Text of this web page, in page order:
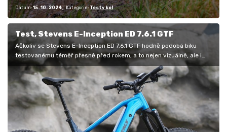
Datum: 15. 10. 2024 Kategorie: Testy kol
Test, Stevens E-Inception ED 7.6.1 GTF
Ačkoliv se Stevens E-Inception ED 7.6.1 GTF hodně podobá biku
testovanému téměř přesně před rokem, a to nejen vizuálně, ale i
jízdními…